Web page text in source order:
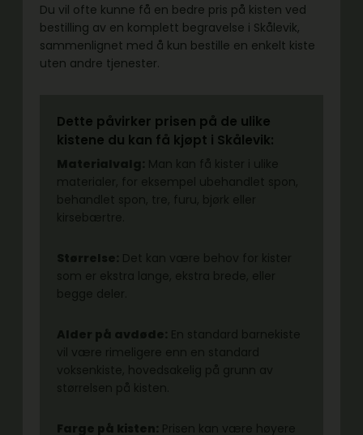
Du vil ofte kunne få en bedre pris på kisten ved
bestilling av en komplett begravelse i Skålevik,
sammenlignet med å kun bestille en enkelt kiste
uten andre tjenester.
Dette påvirker prisen på de ulike
kistene du kan få kjøpt i Skålevik: